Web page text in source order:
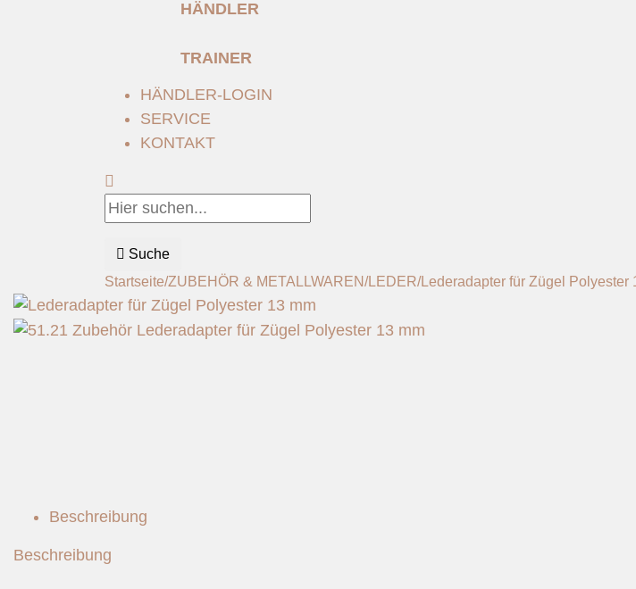
HÄNDLER
TRAINER
HÄNDLER-LOGIN
SERVICE
KONTAKT
Suche
Startseite/ZUBEHÖR & METALLWAREN/LEDER/Lederadapter für Zügel Polyester
Beschreibung
Beschreibung